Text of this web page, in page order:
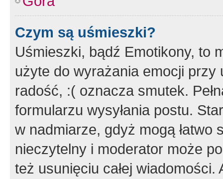
Czym są uśmieszki?
Uśmieszki, bądź Emotikony, to
użyte do wyrażania emocji
radość, :( oznacza smutek.
formularzu wysyłania postu.
w nadmiarze, gdyż mogą
nieczytelny i moderator może
też usunięciu całej